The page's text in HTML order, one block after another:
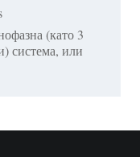
(като 3
система, или